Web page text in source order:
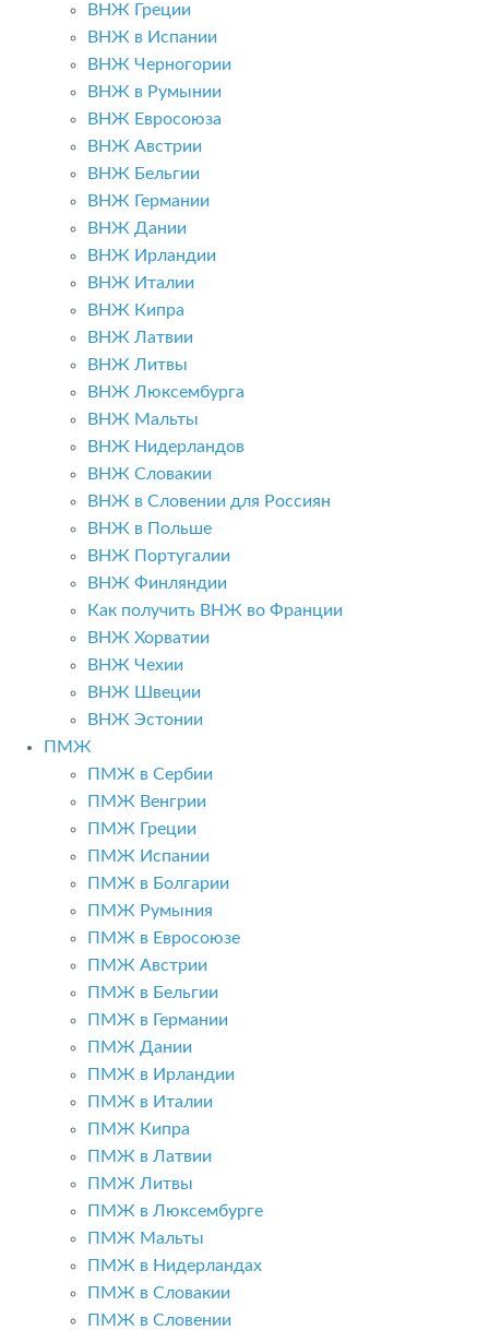
ВНЖ Греции
ВНЖ в Испании
ВНЖ Черногории
ВНЖ в Румынии
ВНЖ Евросоюза
ВНЖ Австрии
ВНЖ Бельгии
ВНЖ Германии
ВНЖ Дании
ВНЖ Ирландии
ВНЖ Италии
ВНЖ Кипра
ВНЖ Латвии
ВНЖ Литвы
ВНЖ Люксембурга
ВНЖ Мальты
ВНЖ Нидерландов
ВНЖ Словакии
ВНЖ в Словении для Россиян
ВНЖ в Польше
ВНЖ Португалии
ВНЖ Финляндии
Как получить ВНЖ во Франции
ВНЖ Хорватии
ВНЖ Чехии
ВНЖ Швеции
ВНЖ Эстонии
ПМЖ
ПМЖ в Сербии
ПМЖ Венгрии
ПМЖ Греции
ПМЖ Испании
ПМЖ в Болгарии
ПМЖ Румыния
ПМЖ в Евросоюзе
ПМЖ Австрии
ПМЖ в Бельгии
ПМЖ в Германии
ПМЖ Дании
ПМЖ в Ирландии
ПМЖ в Италии
ПМЖ Кипра
ПМЖ в Латвии
ПМЖ Литвы
ПМЖ в Люксембурге
ПМЖ Мальты
ПМЖ в Нидерландах
ПМЖ в Словакии
ПМЖ в Словении